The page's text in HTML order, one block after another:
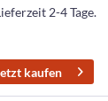
2-4 Tage.
kaufen